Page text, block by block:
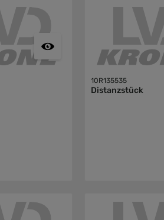
10R135535
Distanzstück